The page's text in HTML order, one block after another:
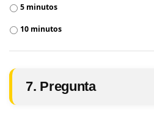
5 minutos
10 minutos
7. Pregunta